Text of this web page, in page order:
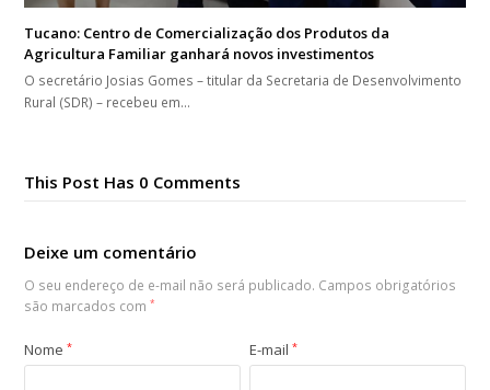
Tucano: Centro de Comercialização dos Produtos da
Agricultura Familiar ganhará novos investimentos
O secretário Josias Gomes – titular da Secretaria de Desenvolvimento
Rural (SDR) – recebeu em…
This Post Has 0 Comments
Deixe um comentário
O seu endereço de e-mail não será publicado. Campos obrigatórios
são marcados com*
Nome* E-mail*